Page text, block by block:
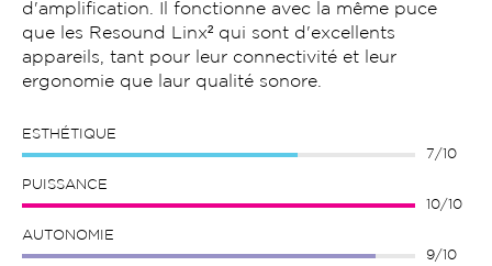
d'amplification. Il fonctionne avec la même puce
que les Resound Linx² qui sont d'excellents
appareils, tant pour leur connectivité et leur
ergonomie que laur qualité sonore.
ESTHÉTIQUE
7/10
PUISSANCE
10/10
AUTONOMIE
9/10